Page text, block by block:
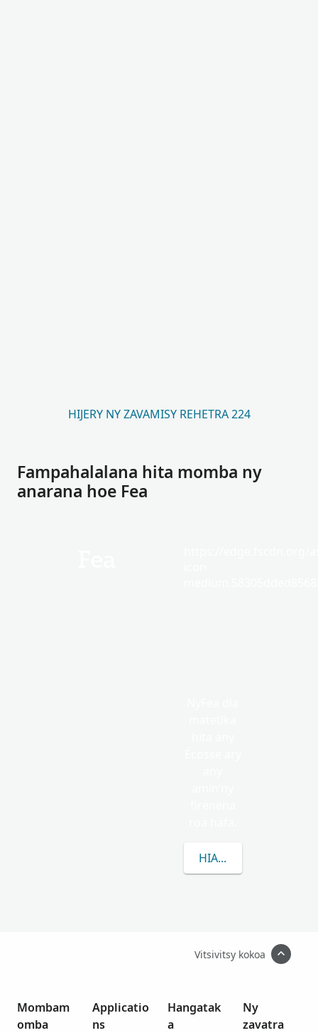
HIJERY NY ZAVAMISY REHETRA 224
Fampahalalana hita momba ny
anarana hoe Fea
HIANATRA MISIMISY
Vitsivitsy kokoa
Mombam
omba
Applicatio
ns
Hangatak
a
Ny
zavatra